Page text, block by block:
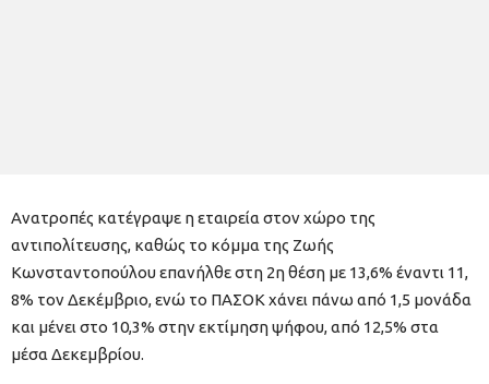
Ανατροπές κατέγραψε η εταιρεία στον χώρο της
αντιπολίτευσης, καθώς το κόμμα της Ζωής
Κωνσταντοπούλου επανήλθε στη 2η θέση με 13,6% έναντι 11,
8% τον Δεκέμβριο, ενώ το ΠΑΣΟΚ χάνει πάνω από 1,5 μονάδα
και μένει στο 10,3% στην εκτίμηση ψήφου, από 12,5% στα
μέσα Δεκεμβρίου.